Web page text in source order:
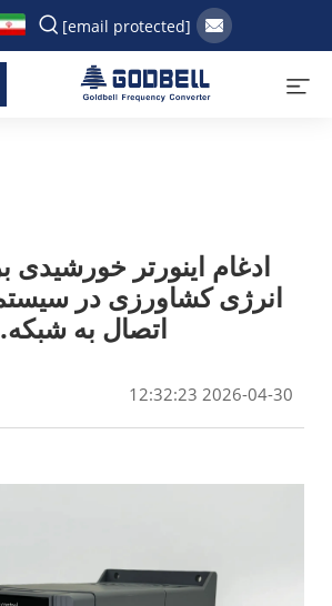
[email protected]
ادغام اینورتر خورشیدی
انرژی کشاورزی در
اتصال به شبکه.
2026-04-30 12:32:23